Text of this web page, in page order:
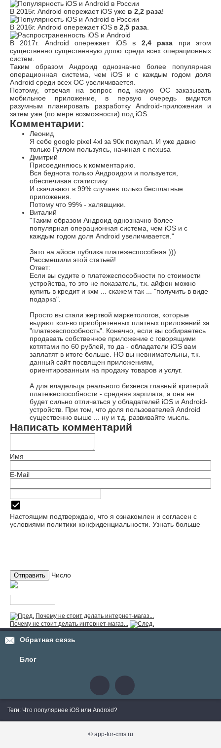
В 2015г. Android опережает iOS уже в 2,2 раза!
В 2016г. Android опережает iOS в 2,5 раза
В 2017г. Android опережает iOS в 2,4 раза при этом
существенно существенную долю среди всех операционных
систем.
Таким образом Андроид однозначно более популярная
операционная система, чем iOS и с каждым годом доля
Android среди всех ОС увеличивается.
Поэтому, отвечая на вопрос под какую ОС заказывать
мобильное приложение, в первую очередь видится
разумным планировать разработку Android-приложения и
затем уже (по мере возможности) под iOS.
Комментарии:
Леонид
Я себе google pixel 4xl за 90к покупал. И уже давно
только Гуглом пользуясь, начиная с nexusa
Дмитрий
Присоединяюсь к комментарию.
Вся беднота только Андроидом и пользуется,
обеспечивая статистику.
И скачивают в 99% случаев только бесплатные
приложения.
Потому что 99% - халявщики.
Виталий
"Таким образом Андроид однозначно более
популярная операционная система, чем iOS и с
каждым годом доля Android увеличивается."
Зато на айосе публика платежеспособная )))
Рассмешили этой статьей!
Ответ:
Если вы судите о платежеспособности по стоимости
устройства, то это не показатель, т.к. айфон можно
купить в кредит и кхм ... скажем так ... "получить в виде
подарка".
Просто вы стали жертвой маркетологов, которые
выдают кол-во приобретенных платных приложений за
"платежеспособность". Конечно, если вы собираетесь
продавать собственное приложение с говорящими
котятами по 60 рублей, то да - обладатели iOS вам
заплатят в итоге больше. НО вы невнимательны, т.к.
данный сайт посвящен приложениям,
ориентированным на продажу товаров и услуг.
А для владельца реального бизнеса главный критерий
платежеспособности - средняя зарплата, а она не
будет сильно отличаться у обладателей iOS и Android-
устройств. При том, что доля пользователей Android
существенно выше ... ну и т.д. развивайте мысль.
Написать комментарий
Имя
E-Mail
Настоящим подтверждаю, что я ознакомлен и согласен с
условиями политики конфиденциальности Узнать больше
Число
Почему не стоит делать интернет-магаз...
Почему не стоит делать интернет-магаз...
Обратная связь
Блог
Теги: Что популярнее iOS или Android?
© app-for-cms.ru